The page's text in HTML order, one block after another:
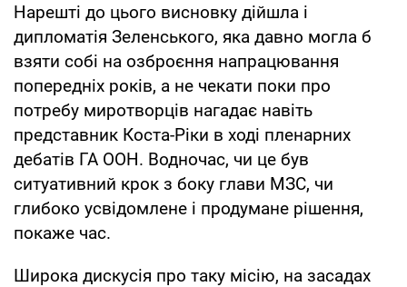
Нарешті до цього висновку дійшла і
дипломатія Зеленського, яка давно могла б
взяти собі на озброєння напрацювання
попередніх років, а не чекати поки про
потребу миротворців нагадає навіть
представник Коста-Ріки в ході пленарних
дебатів ГА ООН. Водночас, чи це був
ситуативний крок з боку глави МЗС, чи
глибоко усвідомлене і продумане рішення,
покаже час.
Широка дискусія про таку місію, на засадах